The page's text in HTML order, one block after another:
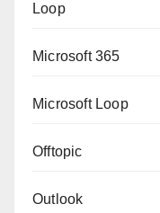
Loop
Microsoft 365
Microsoft Loop
Offtopic
Outlook